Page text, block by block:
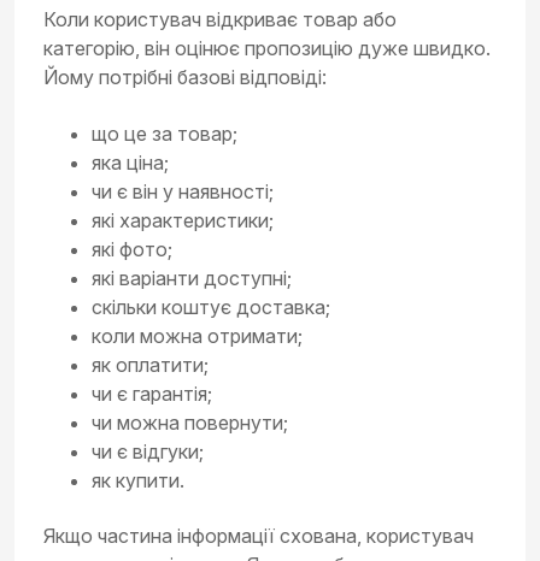
Коли користувач відкриває товар або
категорію, він оцінює пропозицію дуже швидко.
Йому потрібні базові відповіді:
що це за товар;
яка ціна;
чи є він у наявності;
які характеристики;
які фото;
які варіанти доступні;
скільки коштує доставка;
коли можна отримати;
як оплатити;
чи є гарантія;
чи можна повернути;
чи є відгуки;
як купити.
Якщо частина інформації схована, користувач